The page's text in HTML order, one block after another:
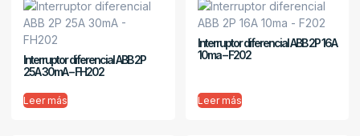
Interruptor diferencial ABB 2P
25A 30mA – FH202
Leer más
Interruptor diferencial ABB 2P 16A
10ma – F202
Leer más